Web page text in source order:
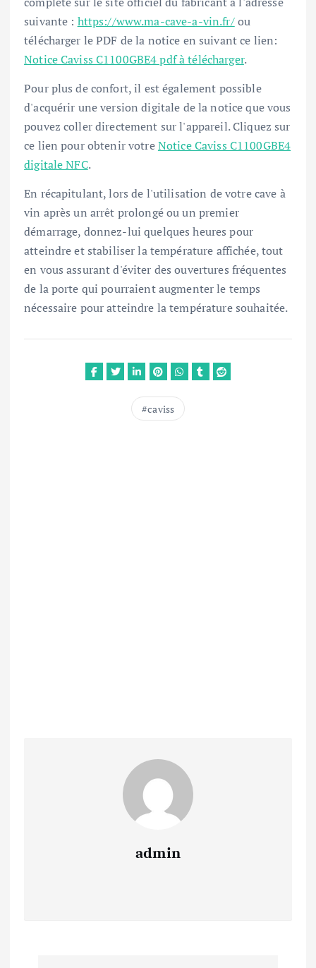
suivante : https://www.ma-cave-a-vin.fr/ou
télécharger le PDF de la notice en suivant ce lien:
Notice Caviss C1100GBE4 pdf à télécharger.
Pour plus de confort, il est également possible
d'acquérir une version digitale de la notice que vous
pouvez coller directement sur l'appareil. Cliquez sur
ce lien pour obtenir votreNotice Caviss C1100GBE4
digitale NFC.
En récapitulant, lors de l'utilisation de votre cave à
vin après un arrêt prolongé ou un premier
démarrage, donnez-lui quelques heures pour
atteindre et stabiliser la température affichée, tout
en vous assurant d'éviter des ouvertures fréquentes
de la porte qui pourraient augmenter le temps
nécessaire pour atteindre la température souhaitée.
caviss
admin